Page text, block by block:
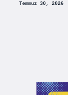
Temmuz 30, 2026